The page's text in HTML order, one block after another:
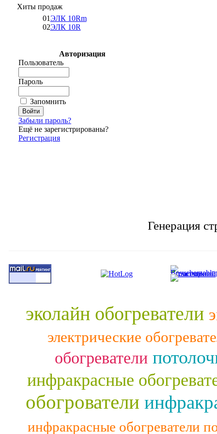
Хиты продаж
01ЭЛК 10Rm
02ЭЛК 10R
Авторизация
Пользователь
Пароль
Запомнить
Забыли пароль?
Ещё не зарегистрированы?
Регистрация
Генерация
эколайн обогреватели
электрические
обогреватели
инфракрасные
обогрователи
инфракрасные обогреватели